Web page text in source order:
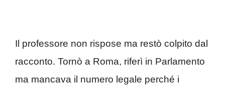
Il professore non rispose ma restò colpito dal
racconto. Tornò a Roma, riferì in Parlamento
ma mancava il numero legale perché i